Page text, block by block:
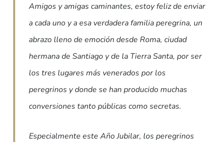
Amigos y amigas caminantes, estoy feliz de enviar
a cada uno y a esa verdadera familia peregrina, un
abrazo lleno de emoción desde Roma, ciudad
hermana de Santiago y de la Tierra Santa, por ser
los tres lugares más venerados por los
peregrinos y donde se han producido muchas
conversiones tanto públicas como secretas.
Especialmente este Año Jubilar, los peregrinos